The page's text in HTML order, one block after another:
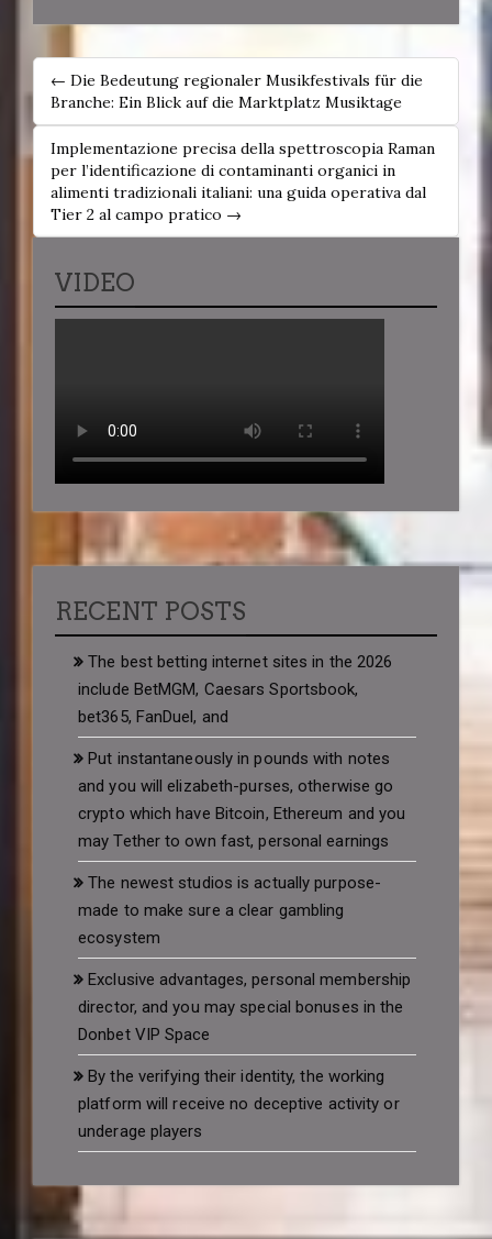
POST
NAVIGATION
← Die Bedeutung regionaler Musikfestivals für die
Branche: Ein Blick auf die Marktplatz Musiktage
Implementazione precisa della spettroscopia Raman
per l’identificazione di contaminanti organici in
alimenti tradizionali italiani: una guida operativa dal
Tier 2 al campo pratico →
VIDEO
RECENT POSTS
The best betting internet sites in the 2026
include BetMGM, Caesars Sportsbook,
bet365, FanDuel, and
Put instantaneously in pounds with notes
and you will elizabeth-purses, otherwise go
crypto which have Bitcoin, Ethereum and you
may Tether to own fast, personal earnings
The newest studios is actually purpose-
made to make sure a clear gambling
ecosystem
Exclusive advantages, personal membership
director, and you may special bonuses in the
Donbet VIP Space
By the verifying their identity, the working
platform will receive no deceptive activity or
underage players